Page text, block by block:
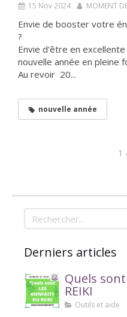
15 Nov 2024 MOMENT
Envie de booster votre
?
Envie d'être en
nouvelle année en pleine
Au revoir 20...
nouvelle année
1
Rechercher
Derniers articles
Quels
REIKI
Outils et aide